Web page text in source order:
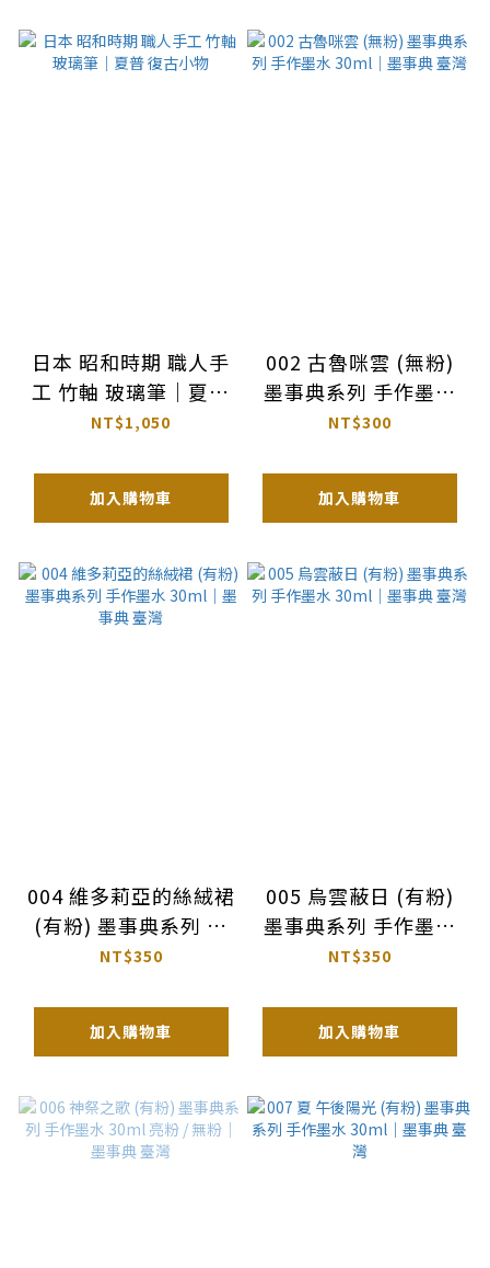
日本 昭和時期 職人手
工 竹軸 玻璃筆｜夏普
復古小物
NT$1,050
加入購物車
002 古魯咪雲 (無粉)
墨事典系列 手作墨水
30ml｜墨事典 臺灣
NT$300
加入購物車
004 維多莉亞的絲絨裙
(有粉) 墨事典系列 手
作墨水 30ml｜墨事典
NT$350
加入購物車
005 烏雲蔽日 (有粉)
墨事典系列 手作墨水
30ml｜墨事典 臺灣
NT$350
加入購物車